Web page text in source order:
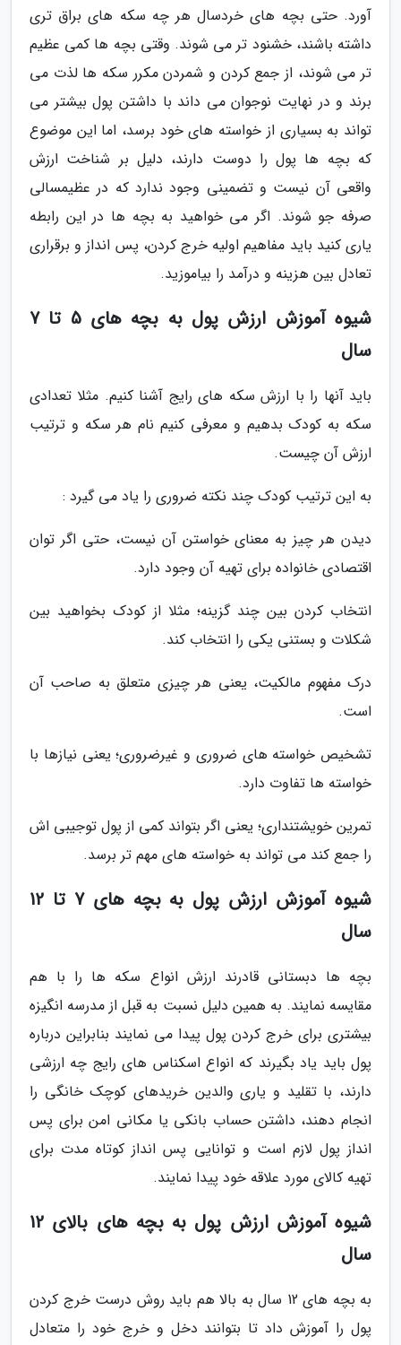
آورد. حتی بچه های خردسال هر چه سکه های براق تری
داشته باشند، خشنود تر می شوند. وقتی بچه ها کمی عظیم
تر می شوند، از جمع کردن و شمردن مکرر سکه ها لذت می
برند و در نهایت نوجوان می داند با داشتن پول بیشتر می
تواند به بسیاری از خواسته های خود برسد، اما این موضوع
که بچه ها پول را دوست دارند، دلیل بر شناخت ارزش
واقعی آن نیست و تضمینی وجود ندارد که در عظیمسالی
صرفه جو شوند. اگر می خواهید به بچه ها در این رابطه
یاری کنید باید مفاهیم اولیه خرج کردن، پس انداز و برقراری
تعادل بین هزینه و درآمد را بیاموزید.
شیوه آموزش ارزش پول به بچه های 5 تا 7
سال
باید آنها را با ارزش سکه های رایج آشنا کنیم. مثلا تعدادی
سکه به کودک بدهیم و معرفی کنیم نام هر سکه و ترتیب
ارزش آن چیست.
به این ترتیب کودک چند نکته ضروری را یاد می گیرد :
دیدن هر چیز به معنای خواستن آن نیست، حتی اگر توان
اقتصادی خانواده برای تهیه آن وجود دارد.
انتخاب کردن بین چند گزینه؛ مثلا از کودک بخواهید بین
شکلات و بستنی یکی را انتخاب کند.
درک مفهوم مالکیت، یعنی هر چیزی متعلق به صاحب آن
است.
تشخیص خواسته های ضروری و غیرضروری؛ یعنی نیازها با
خواسته ها تفاوت دارد.
تمرین خویشتنداری؛ یعنی اگر بتواند کمی از پول توجیبی اش
را جمع کند می تواند به خواسته های مهم تر برسد.
شیوه آموزش ارزش پول به بچه های 7 تا 12
سال
بچه ها دبستانی قادرند ارزش انواع سکه ها را با هم
مقایسه نمایند. به همین دلیل نسبت به قبل از مدرسه انگیزه
بیشتری برای خرج کردن پول پیدا می نمایند بنابراین درباره
پول باید یاد بگیرند که انواع اسکناس های رایج چه ارزشی
دارند، با تقلید و یاری والدین خریدهای کوچک خانگی را
انجام دهند، داشتن حساب بانکی یا مکانی امن برای پس
انداز پول لازم است و توانایی پس انداز کوتاه مدت برای
تهیه کالای مورد علاقه خود پیدا نمایند.
شیوه آموزش ارزش پول به بچه های بالای 12
سال
به بچه های 12 سال به بالا هم باید روش درست خرج کردن
پول را آموزش داد تا بتوانند دخل و خرج خود را متعادل